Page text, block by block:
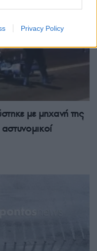
Privacy Policy
με μηχανή της